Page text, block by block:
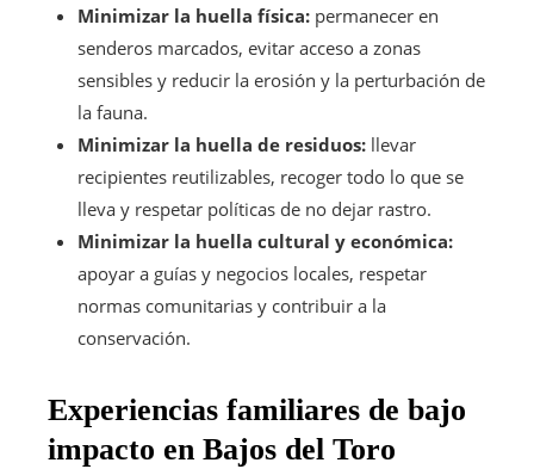
Minimizar la huella física: permanecer en
senderos marcados, evitar acceso a zonas
sensibles y reducir la erosión y la perturbación de
la fauna.
Minimizar la huella de residuos: llevar
recipientes reutilizables, recoger todo lo que se
lleva y respetar políticas de no dejar rastro.
Minimizar la huella cultural y económica:
apoyar a guías y negocios locales, respetar
normas comunitarias y contribuir a la
conservación.
Experiencias familiares de bajo
impacto en Bajos del Toro